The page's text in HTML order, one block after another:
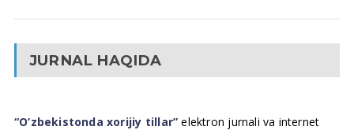
JURNAL HAQIDA
“O’zbekistonda xorijiy tillar” elektron jurnali va internet